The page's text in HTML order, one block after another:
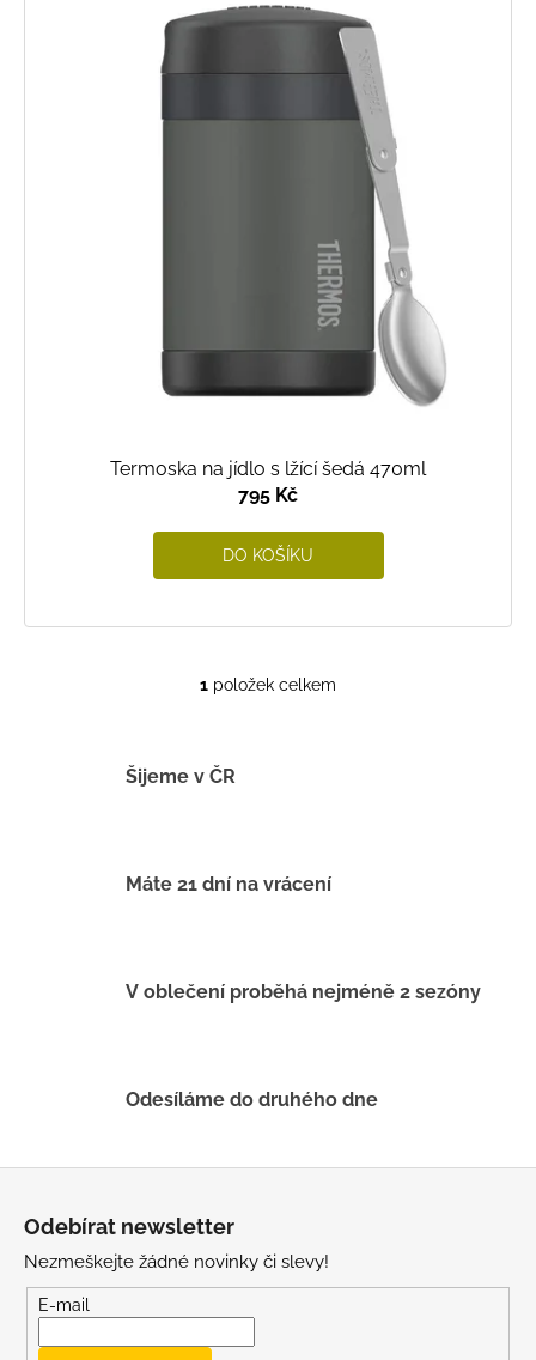
Termoska na jídlo s lžící šedá 470ml
795 Kč
DO KOŠÍKU
O
í
k
p
u
1 položek celkem
Šijeme v ČR
Máte 21 dní na vrácení
V oblečení proběhá nejméně 2 sezóny
Odesíláme do druhého dne
Odebírat newsletter
Nezmeškejte žádné novinky či slevy!
E-mail